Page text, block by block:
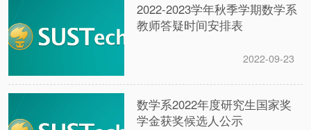
2022-2023学年秋季学期数学系
教师答疑时间安排表
2022-09-23
数学系2022年度研究生国家奖
学金获奖候选人公示